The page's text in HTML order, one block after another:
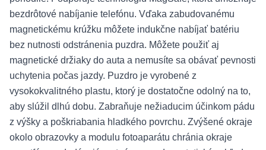
bezdrôtové nabíjanie telefónu. Vďaka zabudovanému
magnetickému krúžku môžete indukčne nabíjať batériu
bez nutnosti odstránenia puzdra. Môžete použiť aj
magnetické držiaky do auta a nemusíte sa obávať pevnosti
uchytenia počas jazdy. Puzdro je vyrobené z
vysokokvalitného plastu, ktorý je dostatočne odolný na to,
aby slúžil dlhú dobu. Zabraňuje nežiaducim účinkom pádu
z výšky a poškriabania hladkého povrchu. Zvýšené okraje
okolo obrazovky a modulu fotoaparátu chránia okraje